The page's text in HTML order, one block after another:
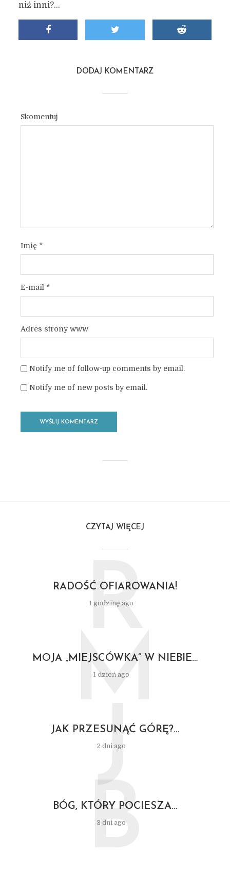
niż inni?…
DODAJ KOMENTARZ
Skomentuj
Imię *
E-mail *
Adres strony www
Notify me of follow-up comments by email.
Notify me of new posts by email.
CZYTAJ WIĘCEJ
RADOŚĆ OFIAROWANIA!
1 godzinę ago
R
MOJA „MIEJSCÓWKA” W NIEBIE…
1 dzień ago
M
JAK PRZESUNĄĆ GÓRĘ?…
2 dni ago
J
BÓG, KTÓRY POCIESZA…
3 dni ago
B